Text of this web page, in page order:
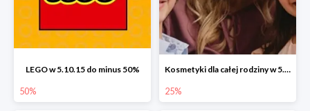
LEGO w 5.10.15 do minus 50%
50%
Kosmetyki dla całej rodziny w 5.10.15 do -25%
25%